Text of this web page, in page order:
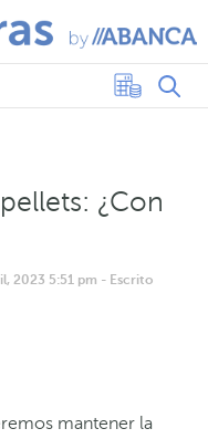
¿Con
2023 5:51 pm - Escrito
mantener la